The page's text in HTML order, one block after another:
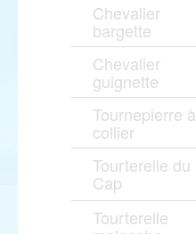
Chevalier
bargette
Chevalier
guignette
Tournepierre à
collier
Tourterelle du
Cap
Tourterelle